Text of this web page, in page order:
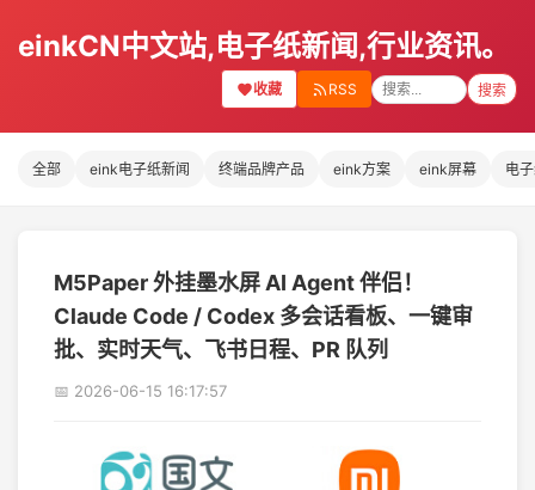
einkCN中文站,电子纸新闻,行业资讯。
收藏 RSS 搜索
全部 eink电子纸新闻 终端品牌产品 eink方案 eink屏幕 电
M5Paper 外挂墨水屏 AI Agent 伴侣！
Claude Code / Codex 多会话看板、一键审
批、实时天气、飞书日程、PR 队列
📅 2026-06-15 16:17:57